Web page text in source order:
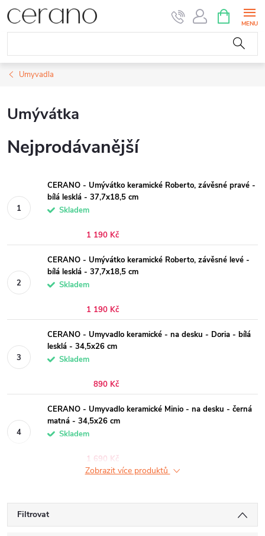
Přejít
na
obsah
NÁKUPNÍ
KOŠÍK
Umyvadla
Umývátka
Nejprodávanější
CERANO - Umývátko keramické Roberto, závěsné pravé -
bílá lesklá - 37,7x18,5 cm
Skladem
1 190 Kč
CERANO - Umývátko keramické Roberto, závěsné levé -
bílá lesklá - 37,7x18,5 cm
Skladem
1 190 Kč
CERANO - Umyvadlo keramické - na desku - Doria - bílá
lesklá - 34,5x26 cm
Skladem
890 Kč
CERANO - Umyvadlo keramické Minio - na desku - černá
matná - 34,5x26 cm
Skladem
1 690 Kč
Zobrazit více produktů
Filtrovat